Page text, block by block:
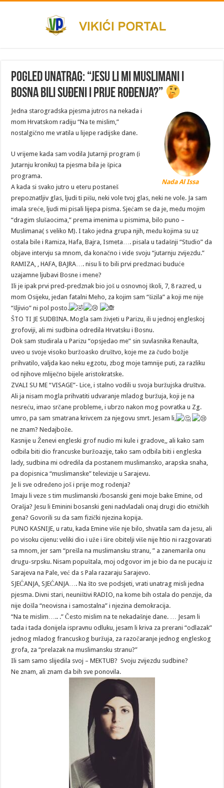
Pogled unatrag: “Jesu li mi Muslimani i
Bosna bili suđeni i prije rođenja?”
Nada Al Issa
Jedna starogradska pjesma jutros na nekada i
mom Hrvatskom radiju “Na te mislim,”
nostalgično me vratila u lijepe radijske dane.
U vrijeme kada sam vodila Jutarnji program (i
Jutarnju kroniku) ta pjesma bila je špica
programa.
A kada si svako jutro u eteru postaneš
prepoznatljiv glas, ljudi ti pišu, neki vole tvoj glas, neki ne vole. Ja sam
imala sreće, ljudi mi pisali lijepa pisma. Sjećam se da je, među mojim
“dragim slušaocima,” prema imenima u pismima, bilo puno –
Muslimana( s veliko M). I tako jedna grupa njih, među kojima su uz
ostala bile i Ramiza, Hafa, Bajra, Ismeta…. pisala u tadašnji “Studio” da
objave intervju sa mnom, da konačno i vide svoju “jutarnju zvijezdu.”
RAMIZA, , HAFA, BAJRA…. nisu li to bili prvi predznaci buduće
uzajamne ljubavi Bosne i mene?
Ili je ipak prvi pred-predznak bio još u osnovnoj školi, 7, 8 razred, u
mom Osijeku, jedan fatalni Meho, za kojim sam “šizila” a koji me nije
“šljivio” ni pol posto.
ŠTO TI JE SUDBINA. Mogla sam živjeti u Parizu, ili u jednoj engleskoj
grofoviji, ali mi sudbina odredila Hrvatsku i Bosnu.
Dok sam studirala u Parizu “opsjedao me” sin suvlasnika Renaulta,
uveo u svoje visoko buržoasko društvo, koje me za čudo božje
prihvatilo, valjda kao neku egzotu, zbog moje tamnije puti, za razliku
od njihove mliječno bijele aristokratske.
ZVALI SU ME “VISAGE”- Lice, i stalno vodili u svoja buržujska društva.
Ali ja nisam mogla prihvatiti udvaranje mladog buržuja, koji je na
nesreću, imao srčane probleme, i ubrzo nakon mog povratka u Zg.
umro, pa sam smatrana krivcem za njegovu smrt. Jesam li,
ne znam? Nedajbože.
Kasnije u Ženevi engleski grof nudio mi kule i gradove,, ali kako sam
odbila biti dio francuske buržoazije, tako sam odbila biti i engleska
lady, sudbina mi odredila da postanem muslimansko, arapska snaha,
pa dopisnica “muslimanske” televizije u Sarajevu.
Je li sve određeno još i prije mog rođenja?
Imaju li veze s tim muslimanski /bosanski geni moje bake Emine, od
Orašja? Jesu li Eminini bosanski geni nadvladali onaj drugi dio etničkih
gena? Govorili su da sam fizički njezina kopija.
PUNO KASNIJE, u ratu, kada Emine više nje bilo, shvatila sam da jesu, ali
po visoku cijenu: veliki dio i uže i šire obitelji više nije htio ni razgovarati
sa mnom, jer sam “prešla na muslimansku stranu, ” a zanemarila onu
drugu-srpsku. Nisam popuštala, moj odgovor im je bio da ne pucaju iz
Sarajeva na Pale, već da s Pala razaraju Sarajevo.
SJEĆANJA, SJEĆANJA…. Na što sve podsjeti, vrati unatrag misli jedna
pjesma. Divni stari, neuništivi RADIO, na kome bih ostala do penzije, da
nije došla “neovisna i samostalna” i njezina demokracija.
“Na te mislim….. .” Često mislim na te nekadašnje dane. … Jesam li
tada i tada donijela ispravnu odluku, jesam li kriva za prerani “odlazak”
jednog mladog francuskog buržuja, za razočaranje jednog engleskog
grofa, za “prelazak na muslimansku stranu?”
Ili sam samo slijedila svoj – MEKTUB? Svoju zvijezdu sudbine?
Ne znam, ali znam da bih sve ponovila.